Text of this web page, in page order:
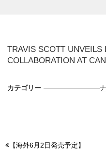
TRAVIS SCOTT UNVEILS
COLLABORATION AT
カテゴリー
【海外6月2日発売予定】